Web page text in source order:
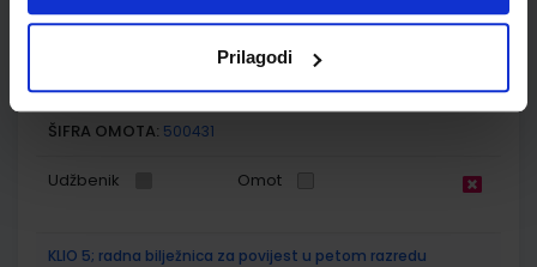
Prilagodi
Autor(i):Sonja Bančić Tina Matanić
ŠIFRA OMOTA: 500431
Udžbenik Omot
KLIO 5; radna bilježnica za povijest u petom razredu